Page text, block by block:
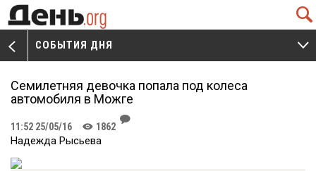
Q
V
СОБЫТИЯ ДНЯ
W
Семилетняя девочка попала под колеса
автомобиля в Можге
11:52 25/05/16 K 1862
J
Надежда Рысьева